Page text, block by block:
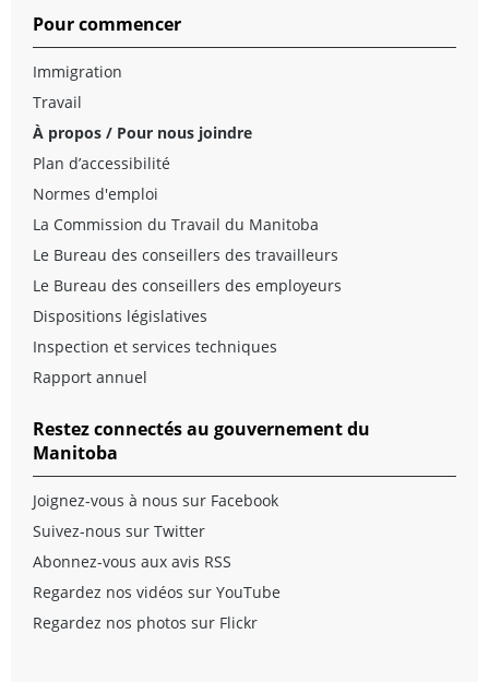
Pour commencer
Immigration
Travail
À propos / Pour nous joindre
Plan d’accessibilité
Normes d'emploi
La Commission du Travail du Manitoba
Le Bureau des conseillers des travailleurs
Le Bureau des conseillers des employeurs
Dispositions législatives
Inspection et services techniques
Rapport annuel
Restez connectés au gouvernement du
Manitoba
Joignez-vous à nous sur Facebook
Suivez-nous sur Twitter
Abonnez-vous aux avis RSS
Regardez nos vidéos sur YouTube
Regardez nos photos sur Flickr